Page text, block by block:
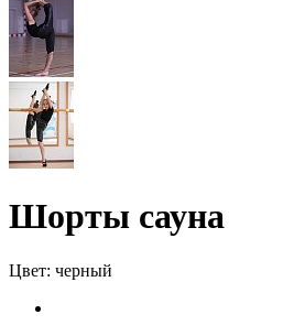
Шорты сауна
Цвет: черный